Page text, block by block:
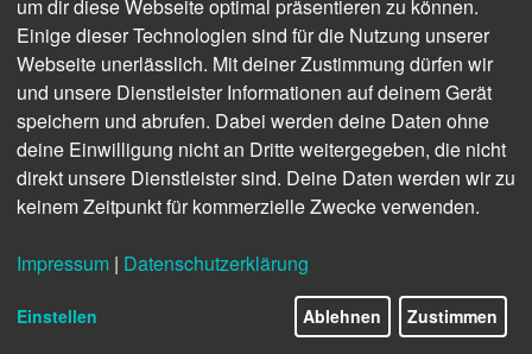
um dir diese Webseite optimal präsentieren zu können.
Einige dieser Technologien sind für die Nutzung unserer
Webseite unerlässlich. Mit deiner Zustimmung dürfen wir
und unsere Dienstleister Informationen auf deinem Gerät
speichern und abrufen. Dabei werden deine Daten ohne
deine Einwilligung nicht an Dritte weitergegeben, die nicht
direkt unsere Dienstleister sind. Deine Daten werden wir zu
keinem Zeitpunkt für kommerzielle Zwecke verwenden.
Impressum | Datenschutzerklärung
Einstellen Ablehnen Zustimmen